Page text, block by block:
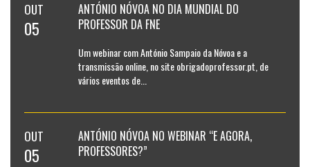
OUT
05
ANTÓNIO NÓVOA NO DIA MUNDIAL DO
PROFESSOR DA FNE
Um webinar com António Sampaio da Nóvoa e a
transmissão online, no site obrigadoprofessor.pt, de
vários eventos de...
OUT
05
ANTÓNIO NÓVOA NO WEBINAR “E AGORA,
PROFESSORES?”